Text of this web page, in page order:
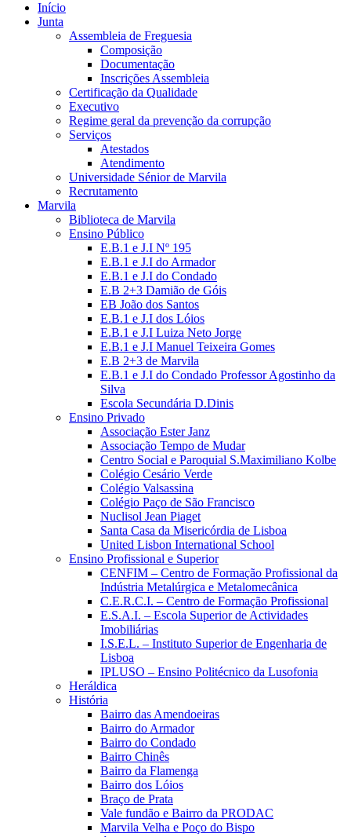
Início
Junta
Assembleia de Freguesia
Composição
Documentação
Inscrições Assembleia
Certificação da Qualidade
Executivo
Regime geral da prevenção da corrupção
Serviços
Atestados
Atendimento
Universidade Sénior de Marvila
Recrutamento
Marvila
Biblioteca de Marvila
Ensino Público
E.B.1 e J.I Nº 195
E.B.1 e J.I do Armador
E.B.1 e J.I do Condado
E.B 2+3 Damião de Góis
EB João dos Santos
E.B.1 e J.I dos Lóios
E.B.1 e J.I Luiza Neto Jorge
E.B.1 e J.I Manuel Teixeira Gomes
E.B 2+3 de Marvila
E.B.1 e J.I do Condado Professor Agostinho da
Silva
Escola Secundária D.Dinis
Ensino Privado
Associação Ester Janz
Associação Tempo de Mudar
Centro Social e Paroquial S.Maximiliano Kolbe
Colégio Cesário Verde
Colégio Valsassina
Colégio Paço de São Francisco
Nuclisol Jean Piaget
Santa Casa da Misericórdia de Lisboa
United Lisbon International School
Ensino Profissional e Superior
CENFIM – Centro de Formação Profissional da
Indústria Metalúrgica e Metalomecânica
C.E.R.C.I. – Centro de Formação Profissional
E.S.A.I. – Escola Superior de Actividades
Imobiliárias
I.S.E.L. – Instituto Superior de Engenharia de
Lisboa
IPLUSO – Ensino Politécnico da Lusofonia
Heráldica
História
Bairro das Amendoeiras
Bairro do Armador
Bairro do Condado
Bairro Chinês
Bairro da Flamenga
Bairro dos Lóios
Braço de Prata
Vale fundão e Bairro da PRODAC
Marvila Velha e Poço do Bispo